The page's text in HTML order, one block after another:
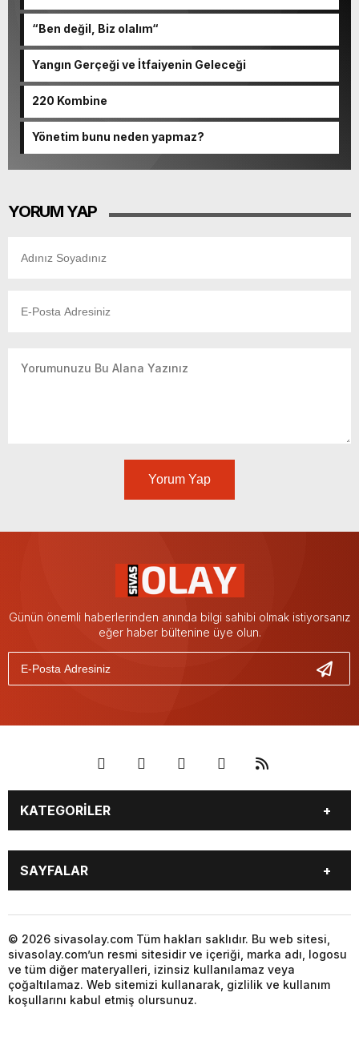
“Ben değil, Biz olalım“
Yangın Gerçeği ve İtfaiyenin Geleceği
220 Kombine
Yönetim bunu neden yapmaz?
YORUM YAP
Yorum Yap
Günün önemli haberlerinden anında bilgi sahibi olmak istiyorsanız
eğer haber bültenine üye olun.
KATEGORİLER
GÜNDEM
SPOR
YEREL HABERLER
SAYFALAR
KÜNYE
İLETİŞİM
© 2026 sivasolay.com Tüm hakları saklıdır. Bu web sitesi,
sivasolay.com’un resmi sitesidir ve içeriği, marka adı, logosu
ve tüm diğer materyalleri, izinsiz kullanılamaz veya
çoğaltılamaz. Web sitemizi kullanarak, gizlilik ve kullanım
koşullarını kabul etmiş olursunuz.